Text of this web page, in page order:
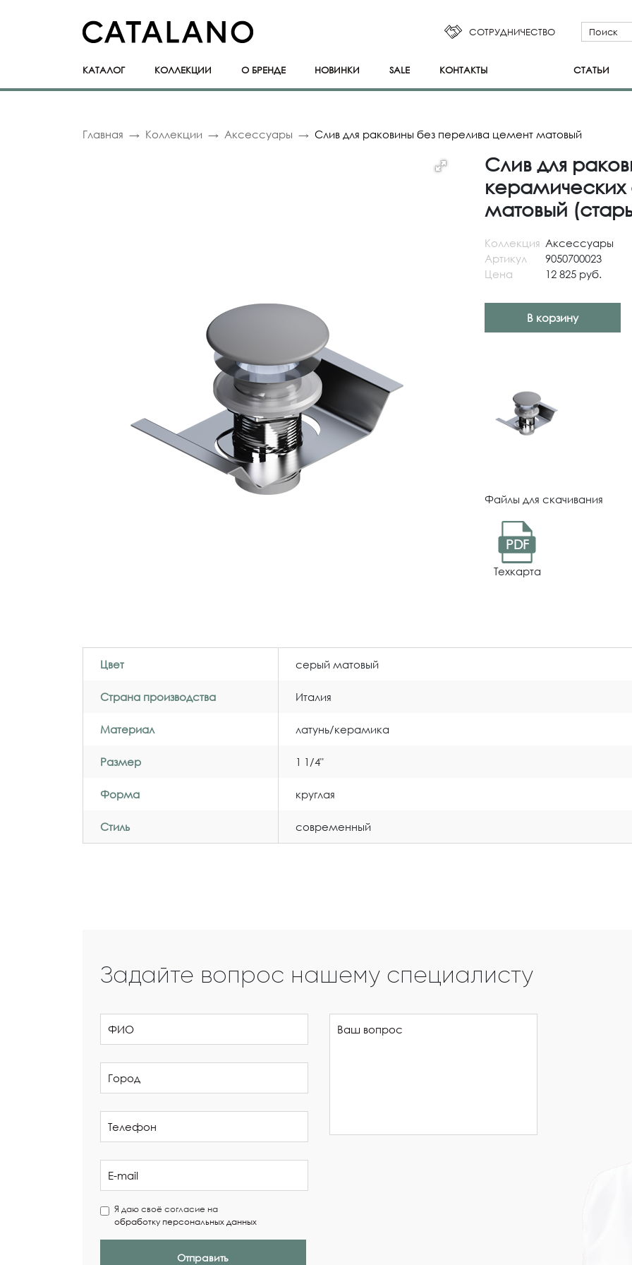
СОТРУДНИЧЕСТВО
КАТАЛОГ КОЛЛЕКЦИИ О БРЕНДЕ НОВИНКИ SALE КОНТАКТЫ СТАТЬИ
Главная Коллекции Аксессуары Слив для раковины без перелива цемент матовый
Слив для
матовый
Коллекция Аксессуары
Артикул
9050700023
Цена
12 825 руб.
В корзину
Файлы для скачивания
PDF
Техкарта
Цвет серый матовый
Страна производства Италия
Материал латунь/керамика
Размер 1 1/4"
Форма круглая
Стиль современный
Задайте вопрос нашему специалисту
Я даю своё согласие на
обработку персональных данных
Отправить